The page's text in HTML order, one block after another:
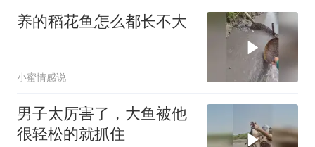
养的稻花鱼怎么都长不大
小蜜情感说
男子太厉害了，大鱼被他
很轻松的就抓住